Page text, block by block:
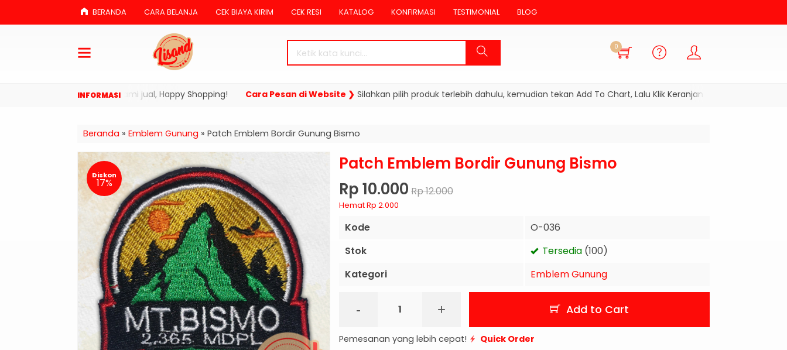
BERANDA CARA BELANJA CEK BIAYA KIRIM CEK RESI KATALOG KONFIRMASI TESTIMONIAL BLOG
0
produk yang kami jual, Happy Shopping! Cara Pesan di Website ❯Silahkan pilih produk terlebih dahulu, kemudian tekan Add To Chart, Lalu Klik Keranjang Belanja dan Checkout
Beranda » Emblem Gunung » Patch Emblem Bordir Gunung Bismo
Diskon
17%
Patch Emblem Bordir Gunung Bismo
Rp 10.000 Rp 12.000
Hemat Rp 2.000
Kode
O-036
Stok
Tersedia (100)
Kategori
Emblem Gunung
- + Add to Cart
Pemesanan yang lebih cepat! Quick Order